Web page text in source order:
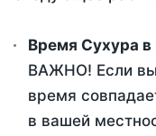
Время Сухура в
ВАЖНО! Если вы
время
в вашей